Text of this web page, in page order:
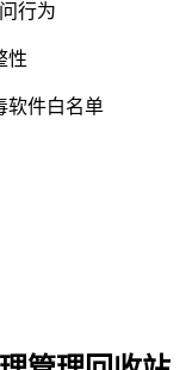
行为
性
软件白名单